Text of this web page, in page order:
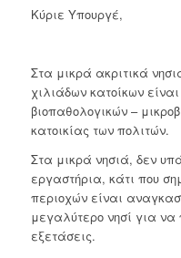
Κύριε Υπουργέ,
Στα μικρά ακριτικά
χιλιάδων κατοίκων
βιοπαθολογικών –
κατοικίας των πολιτών.
Στα μικρά νησιά, δεν
εργαστήρια, κάτι που
περιοχών είναι
μεγαλύτερο νησί για να
εξετάσεις.